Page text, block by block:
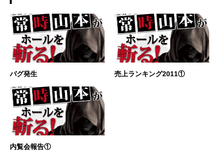
バグ発生 売上ランキング2011①
内覧会報告①